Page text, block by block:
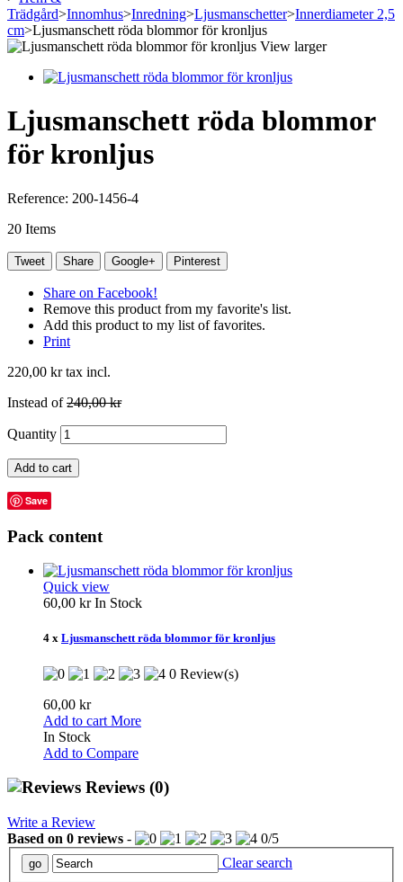
Trädgård>Innomhus>Inredning>Ljusmanschetter>Innerdiameter 2,5
cm>Ljusmanschett röda blommor för kronljus
View larger
Ljusmanschett röda blommor
för kronljus
Reference: 200-1456-4
20 Items
Tweet Share Google+ Pinterest
Share on Facebook!
Remove this product from my favorite's list.
Add this product to my list of favorites.
Print
220,00 krtax incl.
Instead of240,00 kr
Quantity
Add to cart
Save
Pack content
Quick view
60,00 krIn Stock
4 x Ljusmanschett röda blommor för kronljus
0 Review(s)
60,00 kr
Add to cart More
In Stock
Add to Compare
Reviews (0)
Write a Review
Based on 0 reviews - 0/5
Clear search